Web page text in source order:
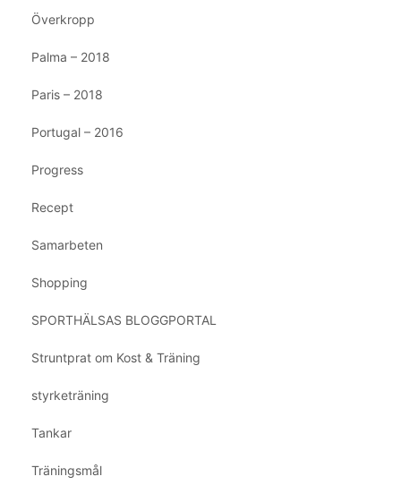
Överkropp
Palma – 2018
Paris – 2018
Portugal – 2016
Progress
Recept
Samarbeten
Shopping
SPORTHÄLSAS BLOGGPORTAL
Struntprat om Kost & Träning
styrketräning
Tankar
Träningsmål